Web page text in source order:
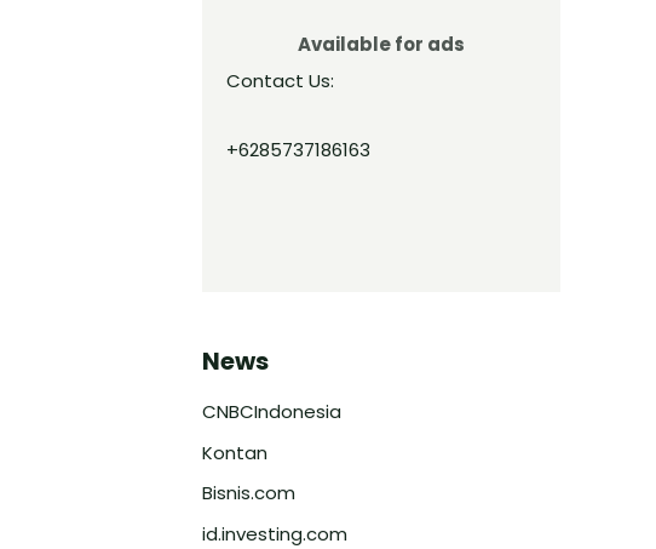
Available for ads
Contact Us:
+6285737186163
News
CNBCIndonesia
Kontan
Bisnis.com
id.investing.com